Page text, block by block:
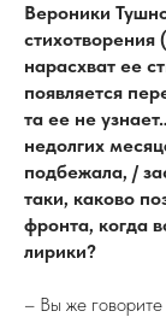
Вероники
нарасхват ее
появляется
та ее не
недолгих
подбежала, /
таки, каково
фронта, когда
лирики?
– Вы же